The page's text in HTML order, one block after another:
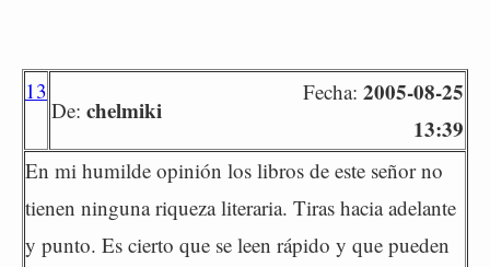
13
De: chelmiki
Fecha: 2005-08-25
13:39
En mi humilde opinión los libros de este señor no
tienen ninguna riqueza literaria. Tiras hacia adelante
y punto. Es cierto que se leen rápido y que pueden